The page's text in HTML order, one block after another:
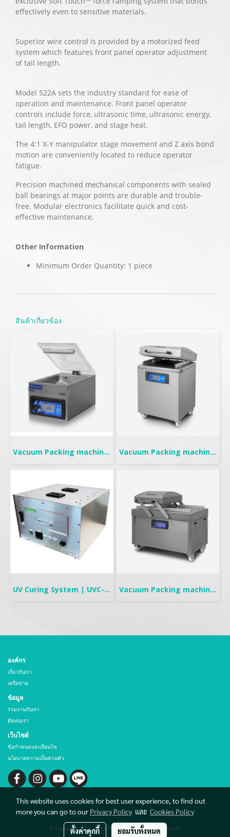
effectively even to sensitive materials.
Superior wire control is provided by a motorized feed
system which features front panel operator adjustment
of tail length.
Model 522A sets the industry standard for ease of
operation and maintenance. Front panel operator
controls include force, ultrasonic time, ultrasonic energy,
tail length, EFO power, and stage heat.
The 4:1 X-Y manipulator stage movement and Z axis bond
motion are conveniently located to reduce operator
fatigue.
Precision machined mechanical components with sealed
ball bearings at major points are durable and trouble-
free. Modular electronics facilitate quick and cost-
effective maintenance.
Other Information
Minimum Order Quantity: 1 piece
สินค้าเกี่ยวข้อง
Vacuum Packing machine | Tabletop Vacuum Packing machine | Mobile
UV Curing System | UVC-708 Vacuum Packing machine | Double Chambers
องค์กร
เกี่ยวกับเรา
เครือข่าย
ข้อมูล
ร่วมงานกับเรา
ติดต่อเรา
เว็บไซต์
ข้อกำหนดและเงื่อนไข
นโยบายความเป็นส่วนตัว
© Copyright THAI HIBEX CO., LTD. All rights reserved.
This website uses cookies for best user experience, to find out
more you can go to our Privacy Policyและ Cookies Policy
ตั้งค่าคุกกี้ ยอมรับทั้งหมด